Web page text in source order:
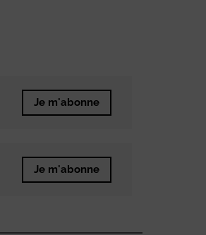
Je m'abonne
Je m'abonne